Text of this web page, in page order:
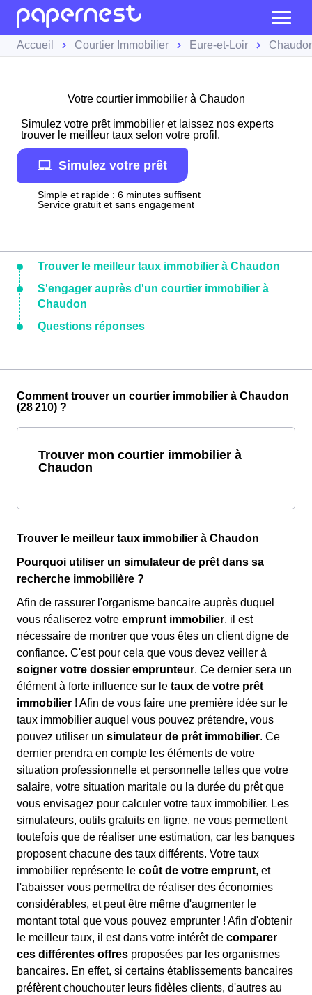
Accueil Courtier Immobilier Eure-et-Loir
Votre courtier immobilier à Chaudon
Simulez votre prêt immobilier et laissez nos experts
trouver le meilleur taux selon votre profil.
Simulez votre prêt
Simple et rapide : 6 minutes suffisent
Service gratuit et sans engagement
Trouver le meilleur taux immobilier à Chaudon
S'engager auprès d'un courtier immobilier à
Chaudon
Questions réponses
Comment trouver un courtier immobilier à Chaudon
(28 210) ?
Trouver mon courtier immobilier à
Chaudon
Trouver le meilleur taux immobilier à Chaudon
Pourquoi utiliser un simulateur de prêt dans sa
recherche immobilière ?
Afin de rassurer l'organisme bancaire auprès duquel
vous réaliserez votre emprunt immobilier, il est
nécessaire de montrer que vous êtes un client digne de
confiance. C'est pour cela que vous devez veiller à
soigner votre dossier emprunteur. Ce dernier sera un
élément à forte influence sur le taux de votre prêt
immobilier ! Afin de vous faire une première idée sur le
taux immobilier auquel vous pouvez prétendre, vous
pouvez utiliser un simulateur de prêt immobilier. Ce
dernier prendra en compte les éléments de votre
situation professionnelle et personnelle telles que votre
salaire, votre situation maritale ou la durée du prêt que
vous envisagez pour calculer votre taux immobilier. Les
simulateurs, outils gratuits en ligne, ne vous permettent
toutefois que de réaliser une estimation, car les banques
proposent chacune des taux différents. Votre taux
immobilier représente le coût de votre emprunt, et
l'abaisser vous permettra de réaliser des économies
considérables, et peut être même d'augmenter le
montant total que vous pouvez emprunter ! Afin d'obtenir
le meilleur taux, il est dans votre intérêt de comparer
ces différentes offres proposées par les organismes
bancaires. En effet, si certains établissements bancaires
préfèrent chouchouter leurs fidèles clients, d'autres au